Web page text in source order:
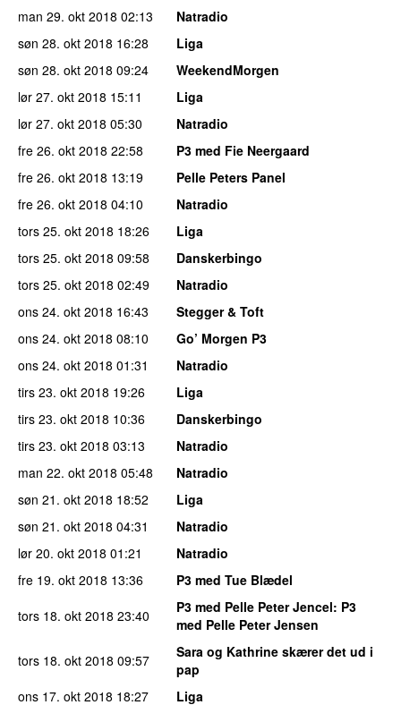
man 29. okt 2018 02:13
Natradio
søn 28. okt 2018 16:28
Liga
søn 28. okt 2018 09:24
WeekendMorgen
lør 27. okt 2018 15:11
Liga
lør 27. okt 2018 05:30
Natradio
fre 26. okt 2018 22:58
P3 med Fie Neergaard
fre 26. okt 2018 13:19
Pelle Peters Panel
fre 26. okt 2018 04:10
Natradio
tors 25. okt 2018 18:26
Liga
tors 25. okt 2018 09:58
Danskerbingo
tors 25. okt 2018 02:49
Natradio
ons 24. okt 2018 16:43
Stegger & Toft
ons 24. okt 2018 08:10
Go’ Morgen P3
ons 24. okt 2018 01:31
Natradio
tirs 23. okt 2018 19:26
Liga
tirs 23. okt 2018 10:36
Danskerbingo
tirs 23. okt 2018 03:13
Natradio
man 22. okt 2018 05:48
Natradio
søn 21. okt 2018 18:52
Liga
søn 21. okt 2018 04:31
Natradio
lør 20. okt 2018 01:21
Natradio
fre 19. okt 2018 13:36
P3 med Tue Blædel
tors 18. okt 2018 23:40 P3 med Pelle Peter Jencel: P3
med Pelle Peter Jensen
tors 18. okt 2018 09:57
Sara og Kathrine skærer det ud i
pap
ons 17. okt 2018 18:27 Liga